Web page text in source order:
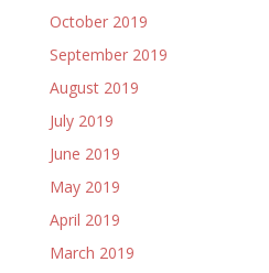
October 2019
September 2019
August 2019
July 2019
June 2019
May 2019
April 2019
March 2019